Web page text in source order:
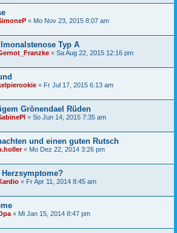
« Mo Nov 23, 2015 8:07 am
Typ A
« Sa Aug 22, 2015 12:16 pm
« Fr Jul 17, 2015 6:13 am
Grönendael Rüden
« So Jun 14, 2015 7:35 am
und einen guten Rutsch
« Mo Dez 22, 2014 3:26 pm
« Fr Apr 11, 2014 8:45 am
« Mi Jan 15, 2014 8:47 pm